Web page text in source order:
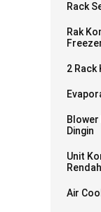
Rack
Rak
2
Blower
Dingin
Unit
Rendah
Air